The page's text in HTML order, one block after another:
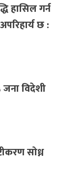
हासिल गर्न
छ :
विदेशी
सोध्न